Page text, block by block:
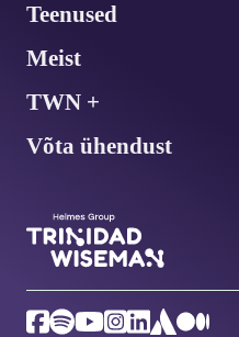
Teenused
Meist
TWN +
Võta ühendust